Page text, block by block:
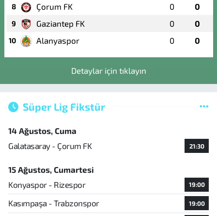
8 Çorum FK 0 0
9 Gaziantep FK 0 0
10 Alanyaspor 0 0
Detaylar için tıklayın
Süper Lig Fikstür
14 Ağustos, Cuma
Galatasaray - Çorum FK
21:30
15 Ağustos, Cumartesi
Konyaspor - Rizespor
19:00
Kasımpaşa - Trabzonspor 19:00